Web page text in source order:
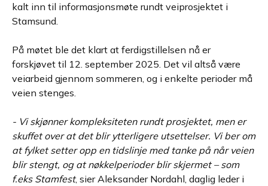
kalt inn til informasjonsmøte rundt veiprosjektet i
Stamsund.
På møtet ble det klart at ferdigstillelsen nå er
forskjøvet til 12. september 2025. Det vil altså være
veiarbeid gjennom sommeren, og i enkelte perioder må
veien stenges.
- Vi skjønner kompleksiteten rundt prosjektet, men er
skuffet over at det blir ytterligere utsettelser. Vi ber om
at fylket setter opp en tidslinje med tanke på når veien
blir stengt, og at nøkkelperioder blir skjermet – som
f.eks Stamfest, sier Aleksander Nordahl, daglig leder i